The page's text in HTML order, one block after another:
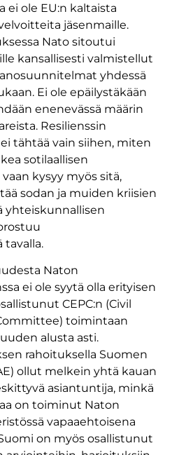
ei ole EU:n kaltaista
jäsenmaille.
Nato sitoutui
kansallisesti valmistellut
yhdessä
Ei ole epäilystäkään
enenevässä määrin
Resilienssin
tähtää vain siihen, miten
sotilaallisen
kysyy myös sitä,
sodan ja muiden kriisien
yhteiskunnallisen
Naton
ei ole syytä olla erityisen
CEPC:n (Civil
toimintaan
alusta asti.
rahoituksella Suomen
ollut melkein yhtä kauan
asiantuntija, minkä
on toiminut Naton
vapaaehtoisena
on myös osallistunut